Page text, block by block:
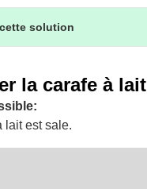
solution
la carafe à lait
lait est sale.